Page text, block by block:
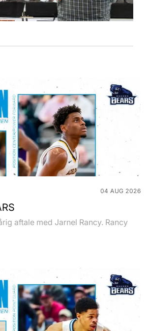
04 AUG 2026
aftale med Jarnel Rancy. Rancy